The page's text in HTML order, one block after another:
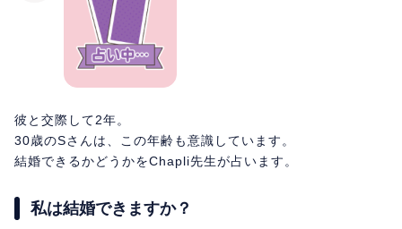
彼と交際して2年。
30歳のSさんは、この年齢も意識しています。
結婚できるかどうかをChapli先生が占います。
私は結婚できますか？